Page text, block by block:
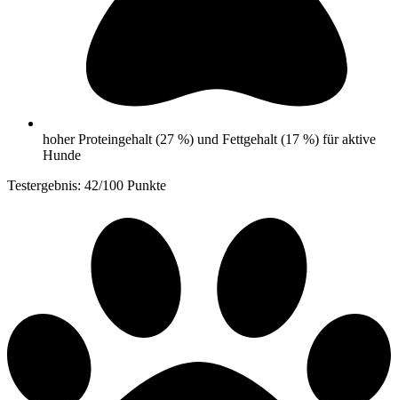
hoher Proteingehalt (27 %) und Fettgehalt (17 %) für aktive
Hunde
Testergebnis: 42/100 Punkte